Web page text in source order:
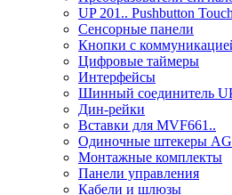
UP 201.. Pushbutton
Сенсорные панели
Кнопки с
Цифровые таймеры
Интерфейсы
Шинный соединитель
Дин-рейки
Вставки для MVF661..
Одиночные штекеры
Монтажные комплекты
Панели управления
Кабели и шлюзы